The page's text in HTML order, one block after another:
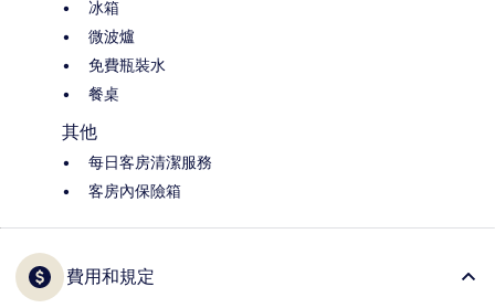
冰箱
微波爐
免費瓶裝水
餐桌
其他
每日客房清潔服務
客房內保險箱
費用和規定